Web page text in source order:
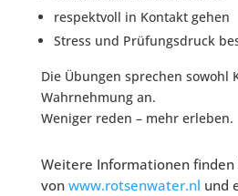
respektvoll in Kontakt gehen
Stress und Prüfungsdruck
Die Übungen sprechen sowohl
Wahrnehmung an.
Weniger reden – mehr erleben.
Weitere Informationen finden
von www.rotsenwater.nl und